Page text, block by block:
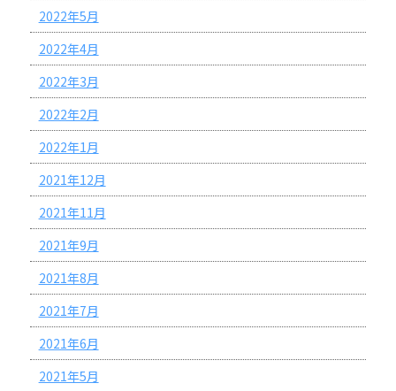
2022年5月
2022年4月
2022年3月
2022年2月
2022年1月
2021年12月
2021年11月
2021年9月
2021年8月
2021年7月
2021年6月
2021年5月